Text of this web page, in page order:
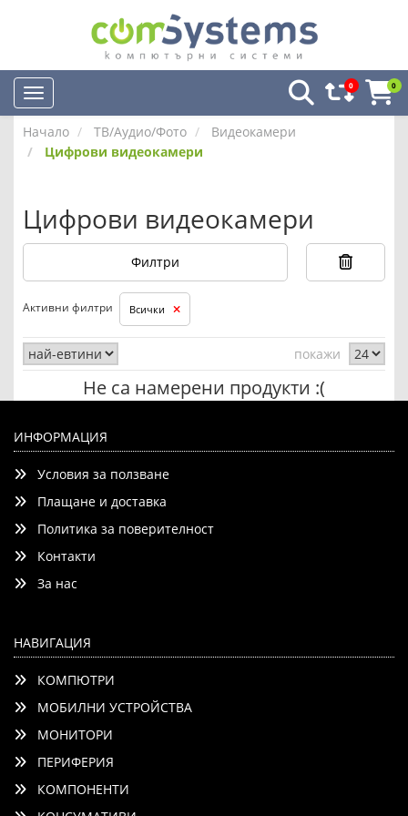
0 0
Начало ТВ/Аудио/Фото
Видеокамери
Цифрови видеокамери
Цифрови видеокамери
Филтри
Активни филтри Всички
покажи
Не са намерени продукти :(
ИНФОРМАЦИЯ
Условия за ползване
Плащане и доставка
Политика за поверителност
Контакти
За нас
НАВИГАЦИЯ
КОМПЮТРИ
МОБИЛНИ УСТРОЙСТВА
МОНИТОРИ
ПЕРИФЕРИЯ
КОМПОНЕНТИ